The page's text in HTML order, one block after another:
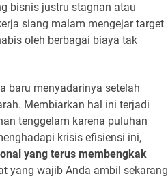
bisnis justru stagnan atau
siang malam mengejar target
oleh berbagai biaya tak
baru menyadarinya setelah
Membiarkan hal ini terjadi
tenggelam karena puluhan
krisis efisiensi ini,
yang terus membengkak
yang wajib Anda ambil sekarang